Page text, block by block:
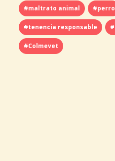
#maltrato animal #perro
#tenencia responsable
#Colmevet